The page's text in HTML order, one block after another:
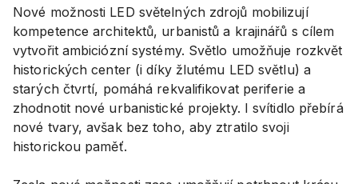
Nové možnosti LED světelných zdrojů mobilizují
kompetence architektů, urbanistů a krajinářů s cílem
vytvořit ambiciózní systémy. Světlo umožňuje rozkvět
historických center (i díky žlutému LED světlu) a
starých čtvrtí, pomáhá rekvalifikovat periferie a
zhodnotit nové urbanistické projekty. I svítidlo přebírá
nové tvary, avšak bez toho, aby ztratilo svoji
historickou paměť.